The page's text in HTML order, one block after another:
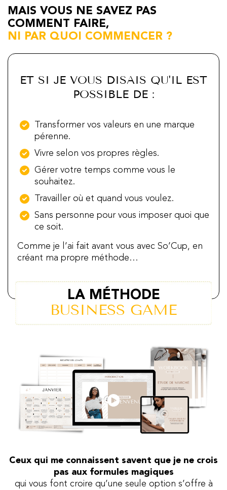
MAIS VOUS NE SAVEZ PAS
COMMENT FAIRE,
NI PAR QUOI COMMENCER ?
ET SI JE VOUS DISAIS QU'IL EST
POSSIBLE DE :
Transformer vos valeurs en une marque
pérenne.
Vivre selon vos propres règles.
Gérer votre temps comme vous le
souhaitez.
Travailler où et quand vous voulez.
Sans personne pour vous imposer quoi que
ce soit.
Comme je l’ai fait avant vous avec So’Cup, en
créant ma propre méthode…
LA MÉTHODE
BUSINESS GAME
Ceux qui me connaissent savent que je ne crois
pas aux formules magiques
qui vous font croire qu’une seule option s’offre à